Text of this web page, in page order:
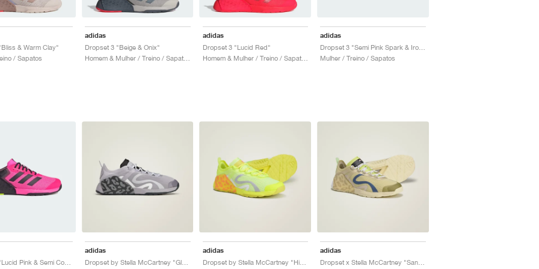
& Warm Clay"
/ Sapatos
adidas
Dropset 3 "Beige & Onix"
Homem & Mulher / Treino / Sapatos
adidas
Dropset 3 "Lucid Red"
Homem & Mulher / Treino / Sapatos
adidas
Mulher / Treino / Sapatos
adidas
Dropset by Stella McCartney "Glory Grey & Utility Black"
adidas
Dropset by Stella McCartney "Hi-Res Yellow & Bahia Glow"
adidas